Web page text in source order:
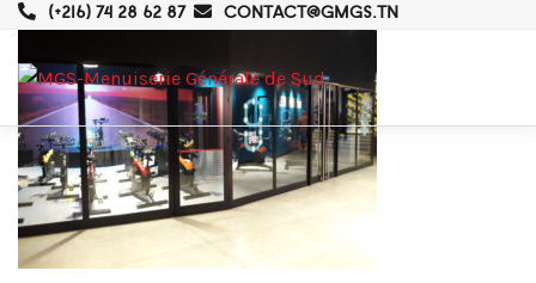
(+216) 74 28 62 87 CONTACT@GMGS.TN